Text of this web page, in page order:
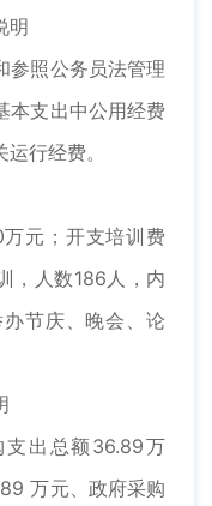
明
照公务员法管理
本支出中公用经费
行经费。
元；开支培训费
，人数186人，内
节庆、晚会、论
出总额36.89万
万元、政府采购